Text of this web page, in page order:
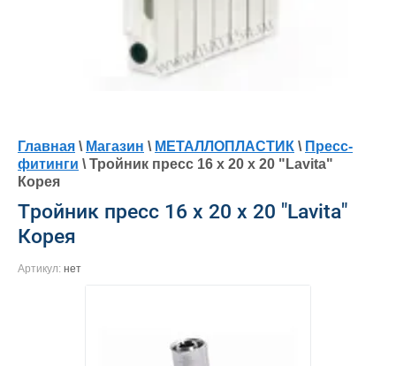
Главная \ Магазин \ МЕТАЛЛОПЛАСТИК \ Пресс-
фитинги \ Тройник пресс 16 х 20 х 20 "Lavita"
Корея
Тройник пресс 16 х 20 х 20 "Lavita"
Корея
Артикул: нет